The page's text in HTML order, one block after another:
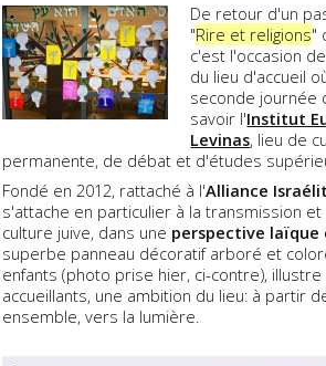
De retour d'un
"Rire et religions"
c'est l'occasion
du lieu d'accueil
seconde journée
savoir l'Institut
Levinas, lieu de
permanente, de débat et d'études
Fondé en 2012, rattaché à l'Alliance
s'attache en particulier à la transmission et
culture juive, dans une perspective
superbe panneau décoratif arboré et
enfants (photo prise hier, ci-contre),
accueillants, une ambition du lieu: à partir
ensemble, vers la lumière.